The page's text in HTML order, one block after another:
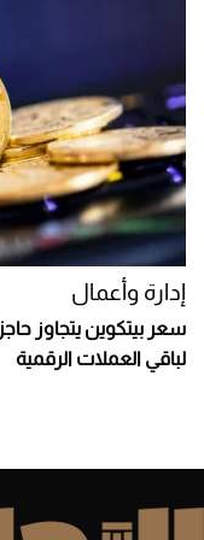
إدارة وأعمال
لباقي العملات الرقمية